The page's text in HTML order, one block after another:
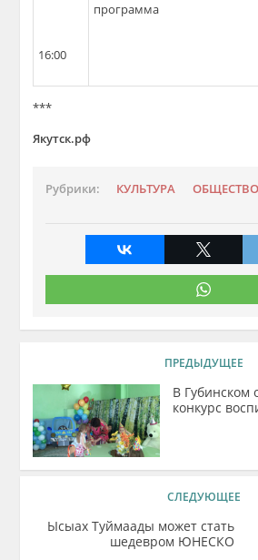
16:00
программа
***
Якутск.рф
Рубрики: КУЛЬТУРА ОБЩЕСТВО
ПРЕДЫДУЩЕЕ
В Губинском
конкурс
СЛЕДУЮЩЕЕ
Ысыах Туймаады может стать
шедевром ЮНЕСКО